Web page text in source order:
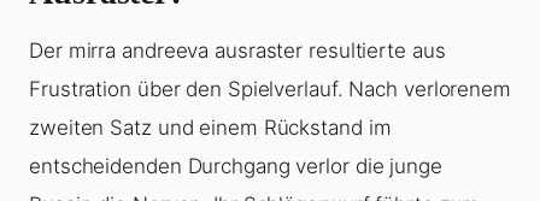
Der mirra andreeva ausraster resultierte aus
Frustration über den Spielverlauf. Nach verlorenem
zweiten Satz und einem Rückstand im
entscheidenden Durchgang verlor die junge